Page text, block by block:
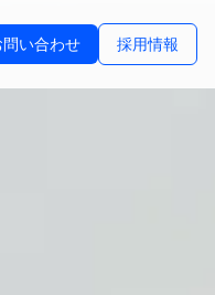
問い合わせ 採用情報